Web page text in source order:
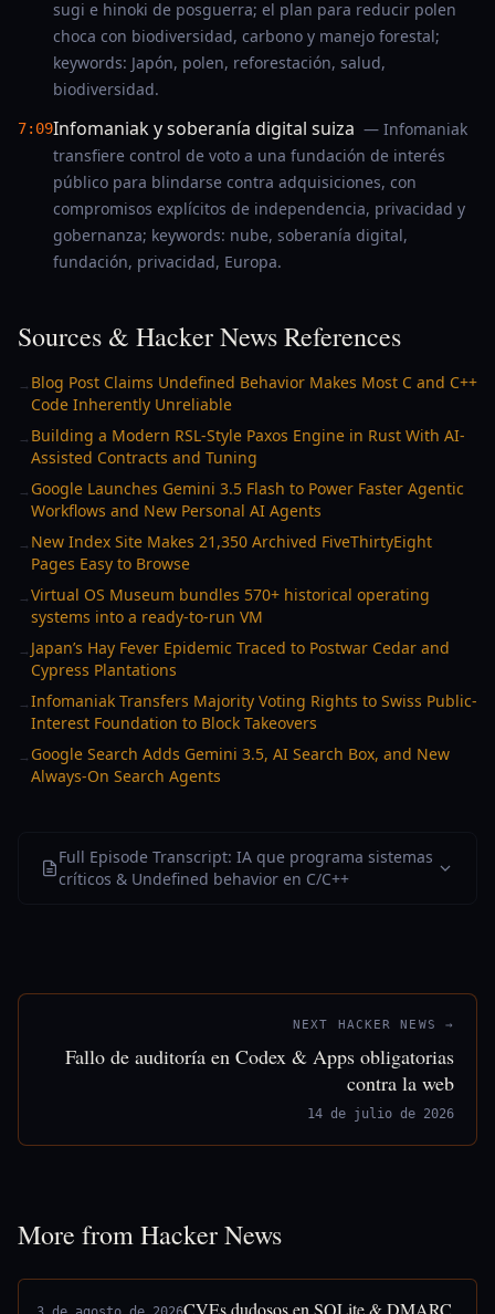
sugi e hinoki de posguerra; el plan para reducir polen
choca con biodiversidad, carbono y manejo forestal;
keywords: Japón, polen, reforestación, salud,
biodiversidad.
7:09Infomaniak y soberanía digital suiza — Infomaniak
transfiere control de voto a una fundación de interés
público para blindarse contra adquisiciones, con
compromisos explícitos de independencia, privacidad y
gobernanza; keywords: nube, soberanía digital,
fundación, privacidad, Europa.
Sources & Hacker News References
→ Blog Post Claims Undefined Behavior Makes Most C and C++
Code Inherently Unreliable
→ Building a Modern RSL-Style Paxos Engine in Rust With AI-
Assisted Contracts and Tuning
→ Google Launches Gemini 3.5 Flash to Power Faster Agentic
Workflows and New Personal AI Agents
→ New Index Site Makes 21,350 Archived FiveThirtyEight
Pages Easy to Browse
→Virtual OS Museum bundles 570+ historical operating
systems into a ready-to-run VM
→ Japan’s Hay Fever Epidemic Traced to Postwar Cedar and
Cypress Plantations
→Infomaniak Transfers Majority Voting Rights to Swiss Public-
Interest Foundation to Block Takeovers
→ Google Search Adds Gemini 3.5, AI Search Box, and New
Always-On Search Agents
Full Episode Transcript: IA que programa sistemas
críticos & Undefined behavior en C/C++
NEXT HACKER NEWS →
Fallo de auditoría en Codex & Apps obligatorias
contra la web
14 de julio de 2026
More from Hacker News
CVEs dudosos en SQLite & DMARC